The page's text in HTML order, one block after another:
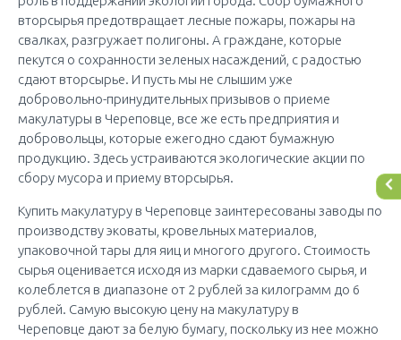
вторсырья предотвращает лесные пожары, пожары на
свалках, разгружает полигоны. А граждане, которые
пекутся о сохранности зеленых насаждений, с радостью
сдают вторсырье. И пусть мы не слышим уже
добровольно-принудительных призывов о приеме
макулатуры в Череповце, все же есть предприятия и
добровольцы, которые ежегодно сдают бумажную
продукцию. Здесь устраиваются экологические акции по
сбору мусора и приему вторсырья.
Купить макулатуру в Череповце заинтересованы заводы по
производству эковаты, кровельных материалов,
упаковочной тары для яиц и многого другого. Стоимость
сырья оценивается исходя из марки сдаваемого сырья, и
колеблется в диапазоне от 2 рублей за килограмм до 6
рублей. Самую высокую цену на макулатуру в
Череповце дают за белую бумагу, поскольку из нее можно